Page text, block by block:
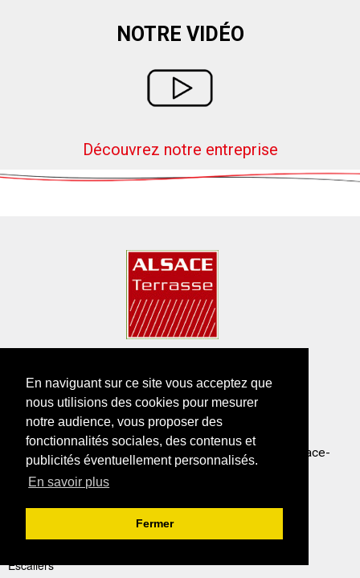
En naviguant sur ce site vous acceptez que
nous utilisions des cookies pour mesurer
notre audience, vous proposer des
fonctionnalités sociales, des contenus et
publicités éventuellement personnalisés.
En savoir plus
Fermer
NOTRE VIDÉO
Découvrez notre entreprise
ALSACE TERRASSE
5 rue Bulay 68600 Biesheim
Service commercial : 03 89 86 51 35 - Email :
info@alsace-
terrasse.com
Escaliers